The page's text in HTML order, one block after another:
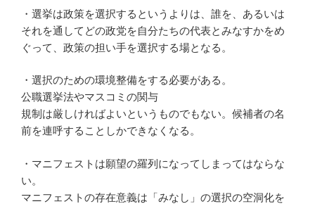
・選挙は政策を選択するというよりは、誰を、あるいは
それを通してどの政党を自分たちの代表とみなすかをめ
ぐって、政策の担い手を選択する場となる。
・選択のための環境整備をする必要がある。
公職選挙法やマスコミの関与
規制は厳しければよいというものでもない。候補者の名
前を連呼することしかできなくなる。
・マニフェストは願望の羅列になってしまってはならな
い。
マニフェストの存在意義は「みなし」の選択の空洞化を